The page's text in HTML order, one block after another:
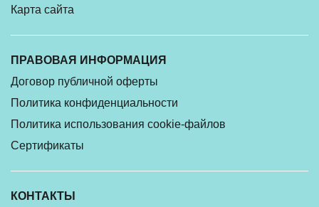
Карта сайта
ПРАВОВАЯ ИНФОРМАЦИЯ
Договор публичной оферты
Политика конфиденциальности
Политика использования cookie-файлов
Сертификаты
КОНТАКТЫ